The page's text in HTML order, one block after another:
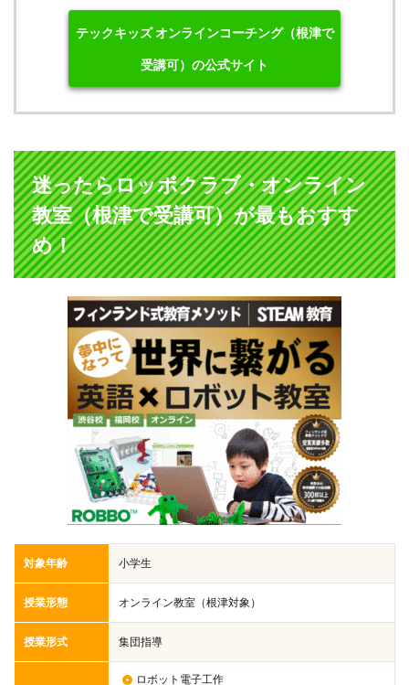
テックキッズ オンラインコーチング（根津で
受講可）の公式サイト
迷ったらロッボクラブ・オンライン
教室（根津で受講可）が最もおすす
め！
対象年齢 小学生
授業形態 オンライン教室（根津対象）
授業形式 集団指導
ロボット電子工作